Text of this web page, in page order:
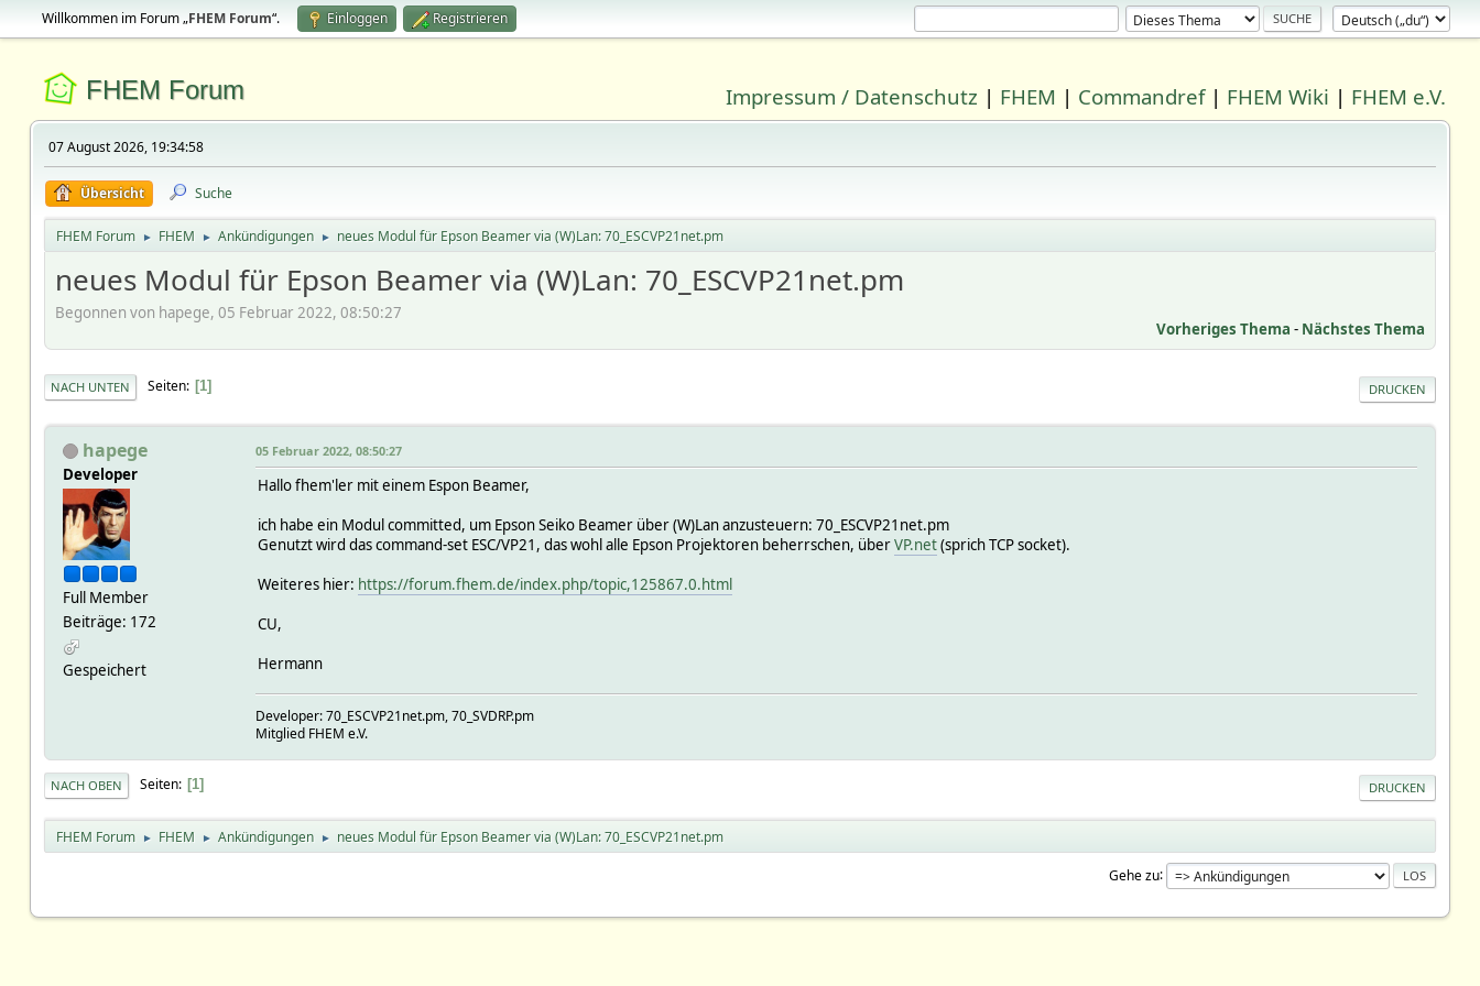
Willkommen im Forum „FHEM Forum“. Einloggen Registrieren
FHEM Forum Impressum / Datenschutz | FHEM | Commandref| FHEM Wiki | FHEM e.V.
07 August 2026, 19:34:58
Übersicht Suche
FHEM Forum ► FHEM ► Ankündigungen ► neues Modul für Epson Beamer via (W)Lan: 70_ESCVP21net.pm
neues Modul für Epson Beamer via (W)Lan: 70_ESCVP21net.pm
Begonnen von hapege, 05 Februar 2022, 08:50:27
Vorheriges Thema - Nächstes Thema
DRUCKEN
NACH UNTEN Seiten 1
hapege
Developer
Full Member
Beiträge: 172
Gespeichert
05 Februar 2022, 08:50:27
Hallo fhem'ler mit einem Espon Beamer,
ich habe ein Modul committed, um Epson Seiko Beamer über (W)Lan anzusteuern: 70_ESCVP21net.pm
Genutzt wird das command-set ESC/VP21, das wohl alle Epson Projektoren beherrschen, überVP.net(sprich TCP socket).
Weiteres hier: https://forum.fhem.de/index.php/topic,125867.0.html
CU,
Hermann
Developer: 70_ESCVP21net.pm, 70_SVDRP.pm
Mitglied FHEM e.V.
DRUCKEN
NACH OBEN Seiten 1
FHEM Forum ► FHEM ► Ankündigungen ► neues Modul für Epson Beamer via (W)Lan: 70_ESCVP21net.pm
Gehe zu